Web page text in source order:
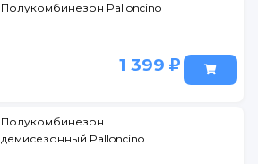
Полукомбинезон Palloncino
1 399
Полукомбинезон
демисезонный Palloncino